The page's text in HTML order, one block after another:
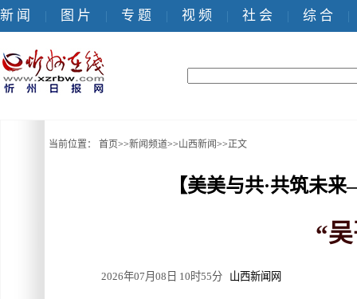
新 闻 | 图 片 | 专 题 | 视 频 | 社 会 | 综 合 |
当前位置： 首页>>新闻频道>>山西新闻>>正文
【美美与共·共筑未
“
2026年07月08日 10时55分 山西新闻网